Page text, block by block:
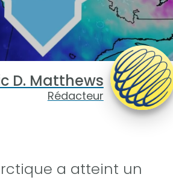
D. Matthews
Rédacteur
a atteint un